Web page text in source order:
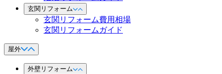
玄関リフォーム
玄関リフォーム費用相場
玄関リフォームガイド
屋外
外壁リフォーム